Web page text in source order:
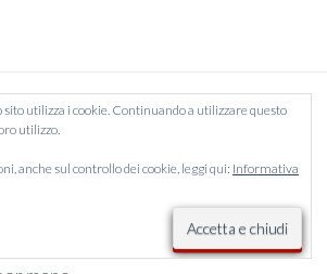
I beffardi Maternità
piccole violazioni
un sistema per farci salire in
sito utilizza i cookie. Continuando a utilizzare questo
utilizzo.
anche sul controllo dei cookie, leggi qui: Informativa